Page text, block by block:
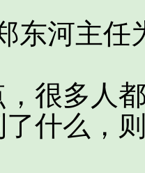
河主任
多人都
什么，